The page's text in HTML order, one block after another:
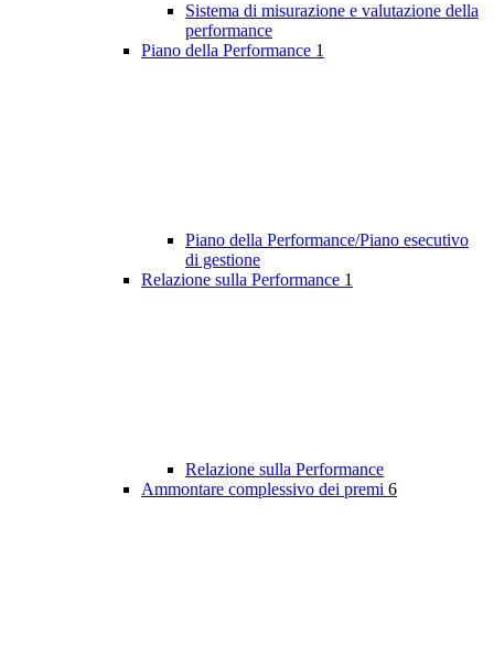
Sistema di misurazione e valutazione della
performance
Piano della Performance 1
Piano della Performance/Piano esecutivo
di gestione
Relazione sulla Performance 1
Relazione sulla Performance
Ammontare complessivo dei premi 6